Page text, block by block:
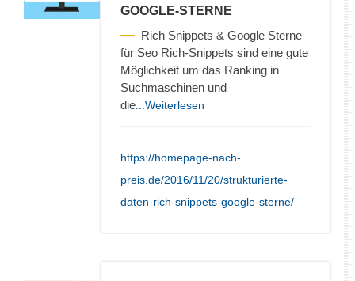
GOOGLE-STERNE
Rich Snippets & Google Sterne
für Seo Rich-Snippets sind eine gute
Möglichkeit um das Ranking in
Suchmaschinen und
die ...Weiterlesen
https://homepage-nach-
preis.de/2016/11/20/strukturierte-
daten-rich-snippets-google-sterne/